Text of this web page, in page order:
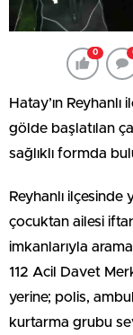
0
Hatay’ın
gölde başlatılan
sağlıklı formda
Reyhanlı ilçesinde
çocuktan ailesi
imkanlarıyla
112 Acil Davet
yerine; polis,
kurtarma grubu